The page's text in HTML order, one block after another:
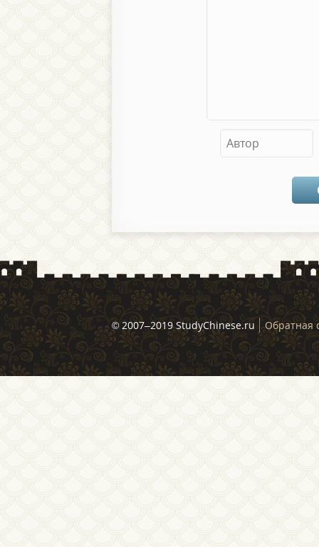
© 2007–2019 StudyChinese.ru Обратная